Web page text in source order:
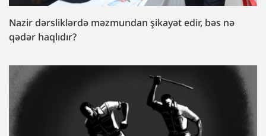
Nazir dərsliklərdə məzmundan şikayət edir, bəs nə
qədər haqlıdır?